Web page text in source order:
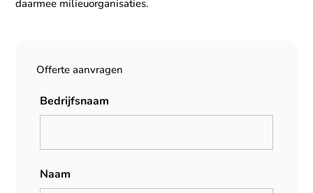
daarmee milieuorganisaties.
Offerte aanvragen
Bedrijfsnaam
Naam